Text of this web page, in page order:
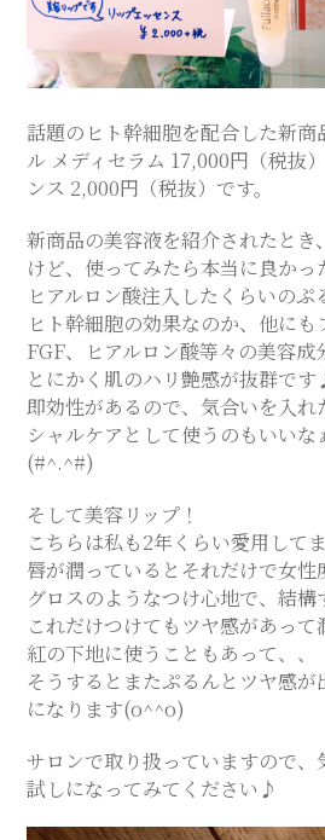
サ
ロ
ン
｜
SAYU
SALON
話題のヒト幹細胞を配合した新商
ル メディセラム 17,000円（税抜
ンス 2,000円（税抜）です。
新商品の美容液を紹介されたとき
けど、使ってみたら本当に良か
ヒアルロン酸注入したくらいのぷ
ヒト幹細胞の効果なのか、他にも
FGF、ヒアルロン酸等々の美容成
とにかく肌のハリ艶感が抜群です
即効性があるので、気合いを入
シャルケアとして使うのもいいな
(#^.^#)
そして美容リップ！
こちらは私も2年くらい愛用してま
唇が潤っているとそれだけで女
グロスのようなつけ心地で、結構
これだけつけてもツヤ感があっ
紅の下地に使うこともあって、、
そうするとまたぷるんとツヤ感が
になります(o^^o)
サロンで取り扱っていますので
試しになってみてください♪